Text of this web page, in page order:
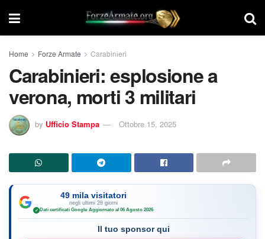
Home Forze Armate Carabinieri
Carabinieri: esplosione a
verona, morti 3 militari
by Ufficio Stampa Ottobre 15, 2025
49 mila visitatori
negli ultimi 28 giorni
✓ Dati certificati Google·Aggiornato al 06 Agosto 2026
Il tuo sponsor qui